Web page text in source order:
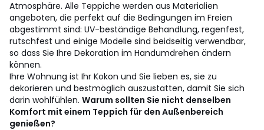
Atmosphäre. Alle Teppiche werden aus Materialien
angeboten, die perfekt auf die Bedingungen im Freien
abgestimmt sind: UV-beständige Behandlung, regenfest,
rutschfest und einige Modelle sind beidseitig verwendbar,
so dass Sie Ihre Dekoration im Handumdrehen ändern
können.
Ihre Wohnung ist Ihr Kokon und Sie lieben es, sie zu
dekorieren und bestmöglich auszustatten, damit Sie sich
darin wohlfühlen. Warum sollten Sie nicht denselben
Komfort mit einem Teppich für den Außenbereich
genießen?